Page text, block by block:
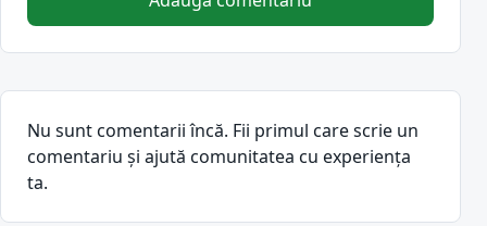
Nu sunt comentarii încă. Fii primul care scrie un
comentariu și ajută comunitatea cu experiența
ta.